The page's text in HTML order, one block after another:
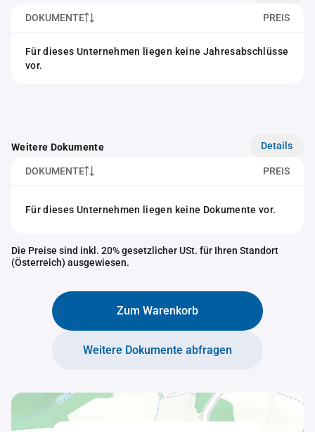
DOKUMENTE PREIS
Für dieses Unternehmen liegen keine Jahresabschlüsse
vor.
Weitere Dokumente Details
DOKUMENTE PREIS
Für dieses Unternehmen liegen keine Dokumente vor.
Die Preise sind inkl. 20% gesetzlicher USt. für Ihren Standort
(Österreich) ausgewiesen.
Zum Warenkorb
Weitere Dokumente abfragen